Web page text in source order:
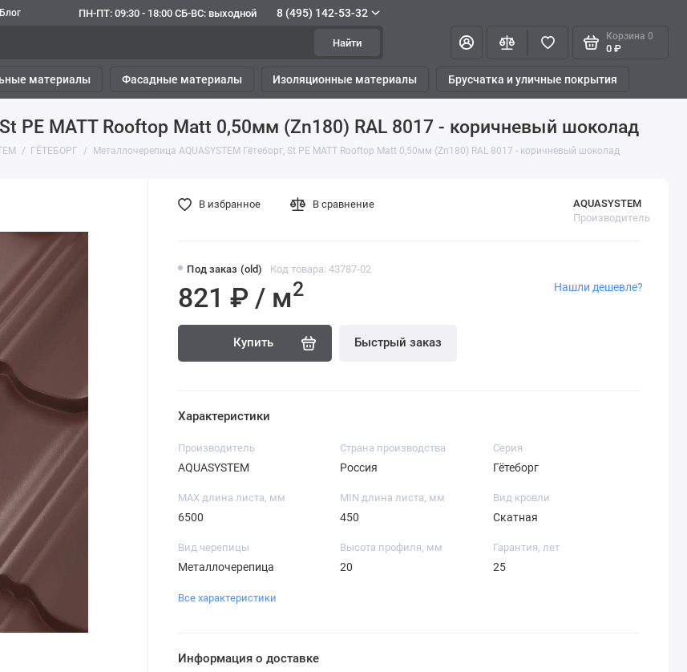
Блог ПН-ПТ: 09:30 - 18:00 СБ-ВС: выходной 8 (495) 142-53-32
Найти
Корзина 0
0 ₽
материалы Фасадные материалы Изоляционные материалы Брусчатка и уличные покрытия
St PE MATT Rooftop Matt 0,50мм (Zn180) RAL 8017 - коричневый шоколад
ГЁТЕБОРГ Металлочерепица AQUASYSTEM Гётеборг, St PE MATT Rooftop Matt 0,50мм (Zn180) RAL 8017 - коричневый шоколад
Под заказ (old) Код товара: 43787-02
AQUASYSTEM
Производитель
821 ₽ / м2
Купить Быстрый заказ
Нашли дешевле?
В избранное В сравнение
Характеристики
Производитель
AQUASYSTEM
Страна производства
Россия
Серия
Гётеборг
MAX длина листа, мм
6500
MIN длина листа, мм
450
Вид кровли
Скатная
Вид черепицы
Металлочерепица
Высота профиля, мм
20
Гарантия, лет
25
Все характеристики
Информация о доставке